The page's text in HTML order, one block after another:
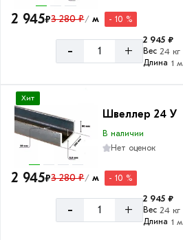
12
м
2 945₽3 280 ₽/ м - 10 %
- +
2 945 ₽
Вес 24 кг
Длина 1 м
Хит
Швеллер 24 У
В наличии
Нет оценок
2 945₽3 280 ₽/ м - 10 %
- +
2 945 ₽
Вес 24 кг
Длина 1 м